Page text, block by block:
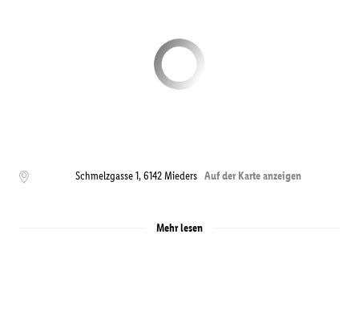
Schmelzgasse 1,6142 Mieders Auf der Karte anzeigen
Mehr lesen